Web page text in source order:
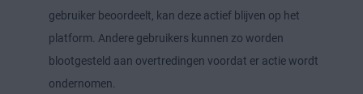
gebruiker beoordeelt, kan deze actief blijven op het
platform. Andere gebruikers kunnen zo worden
blootgesteld aan overtredingen voordat er actie wordt
ondernomen.